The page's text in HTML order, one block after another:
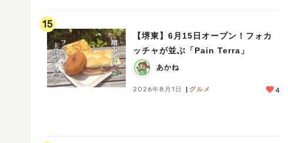
15
【堺東】6月15日オープン！フォカ
ッチャが並ぶ「Pain Terra」
あかね
2026年8月1日 グルメ 4